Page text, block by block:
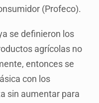
(Profeco).
se definieron los
agrícolas no
entonces se
con los
sin aumentar para